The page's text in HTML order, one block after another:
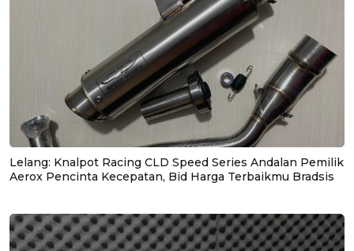
Lelang: Knalpot Racing CLD Speed Series Andalan Pemilik
Aerox Pencinta Kecepatan, Bid Harga Terbaikmu Bradsis